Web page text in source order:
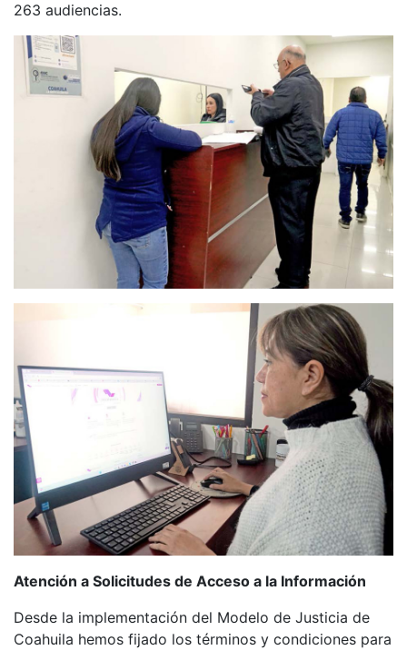
263 audiencias.
Atención a Solicitudes de Acceso a la Información
Desde la implementación del Modelo de Justicia de
Coahuila hemos fijado los términos y condiciones para